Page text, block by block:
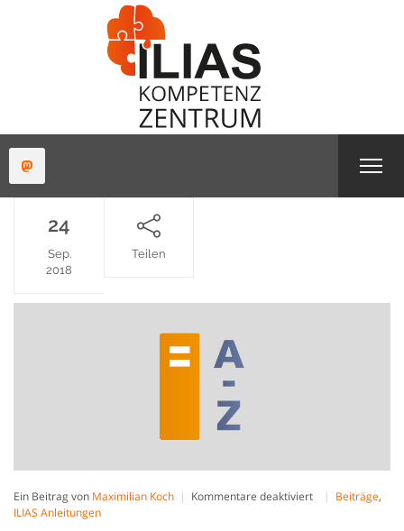
24
Sep.
2018
Teilen
Ein Beitrag von Maximilian Koch Kommentare deaktiviertfür
Beiträge,
ILIAS Anleitungen